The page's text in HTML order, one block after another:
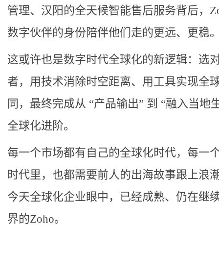
管理、汉阳的全天候智能售后服务背后，
数字伙伴的身份陪伴他们走的更远、更稳
这或许也是数字时代全球化的新逻辑：选
者，用技术消除时空距离、用工具实现全
同，最终完成从 “产品输出” 到 “融入当地
全球化进阶。
每一个市场都有自己的全球化时代，每一
时代里，也都需要前人的出海故事跟上浪
今天全球化企业眼中，已经成熟、仍在继
界的Zoho。